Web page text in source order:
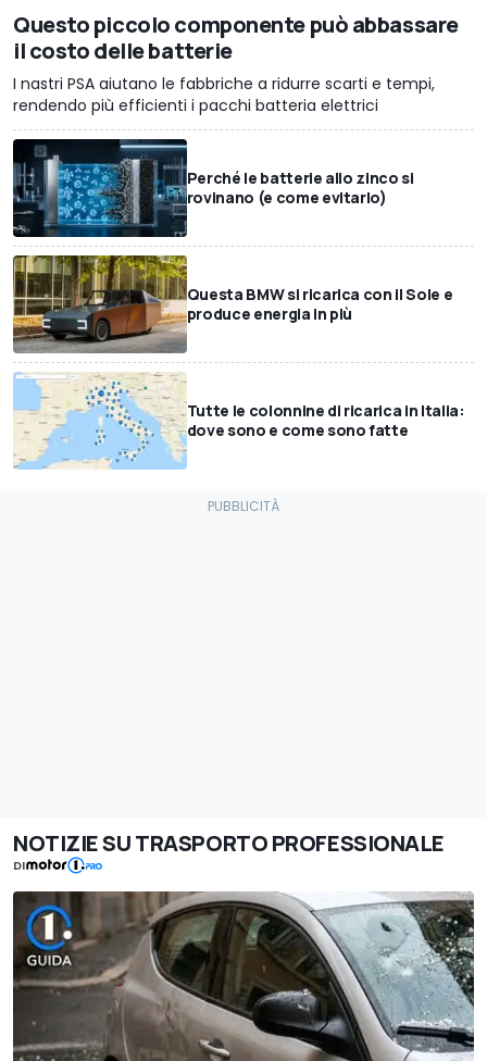
Questo piccolo componente può abbassare
il costo delle batterie
I nastri PSA aiutano le fabbriche a ridurre scarti e tempi,
rendendo più efficienti i pacchi batteria elettrici
Perché le batterie allo zinco si
rovinano (e come evitarlo)
Questa BMW si ricarica con il Sole e
produce energia in più
Tutte le colonnine di ricarica in Italia:
dove sono e come sono fatte
NOTIZIE SU TRASPORTO PROFESSIONALE
DI